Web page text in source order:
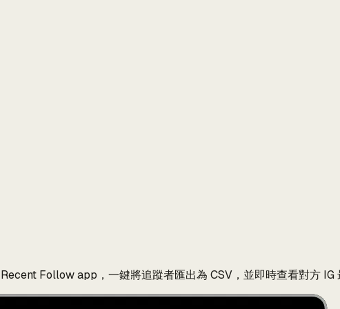
Follow app，一鍵將追蹤者匯出為 CSV，並即時查看對方 IG